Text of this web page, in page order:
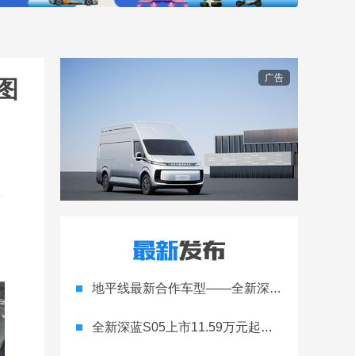
广告
地平线最新合作车型——全新深蓝S05正式上市！
全新深蓝S05上市11.59万元起，全球时尚激光智能SUV全面进阶